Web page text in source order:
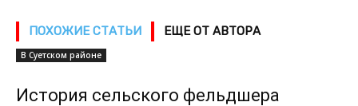
ПОХОЖИЕ СТАТЬИ ЕЩЕ ОТ АВТОРА
В Суетском районе
История сельского фельдшера